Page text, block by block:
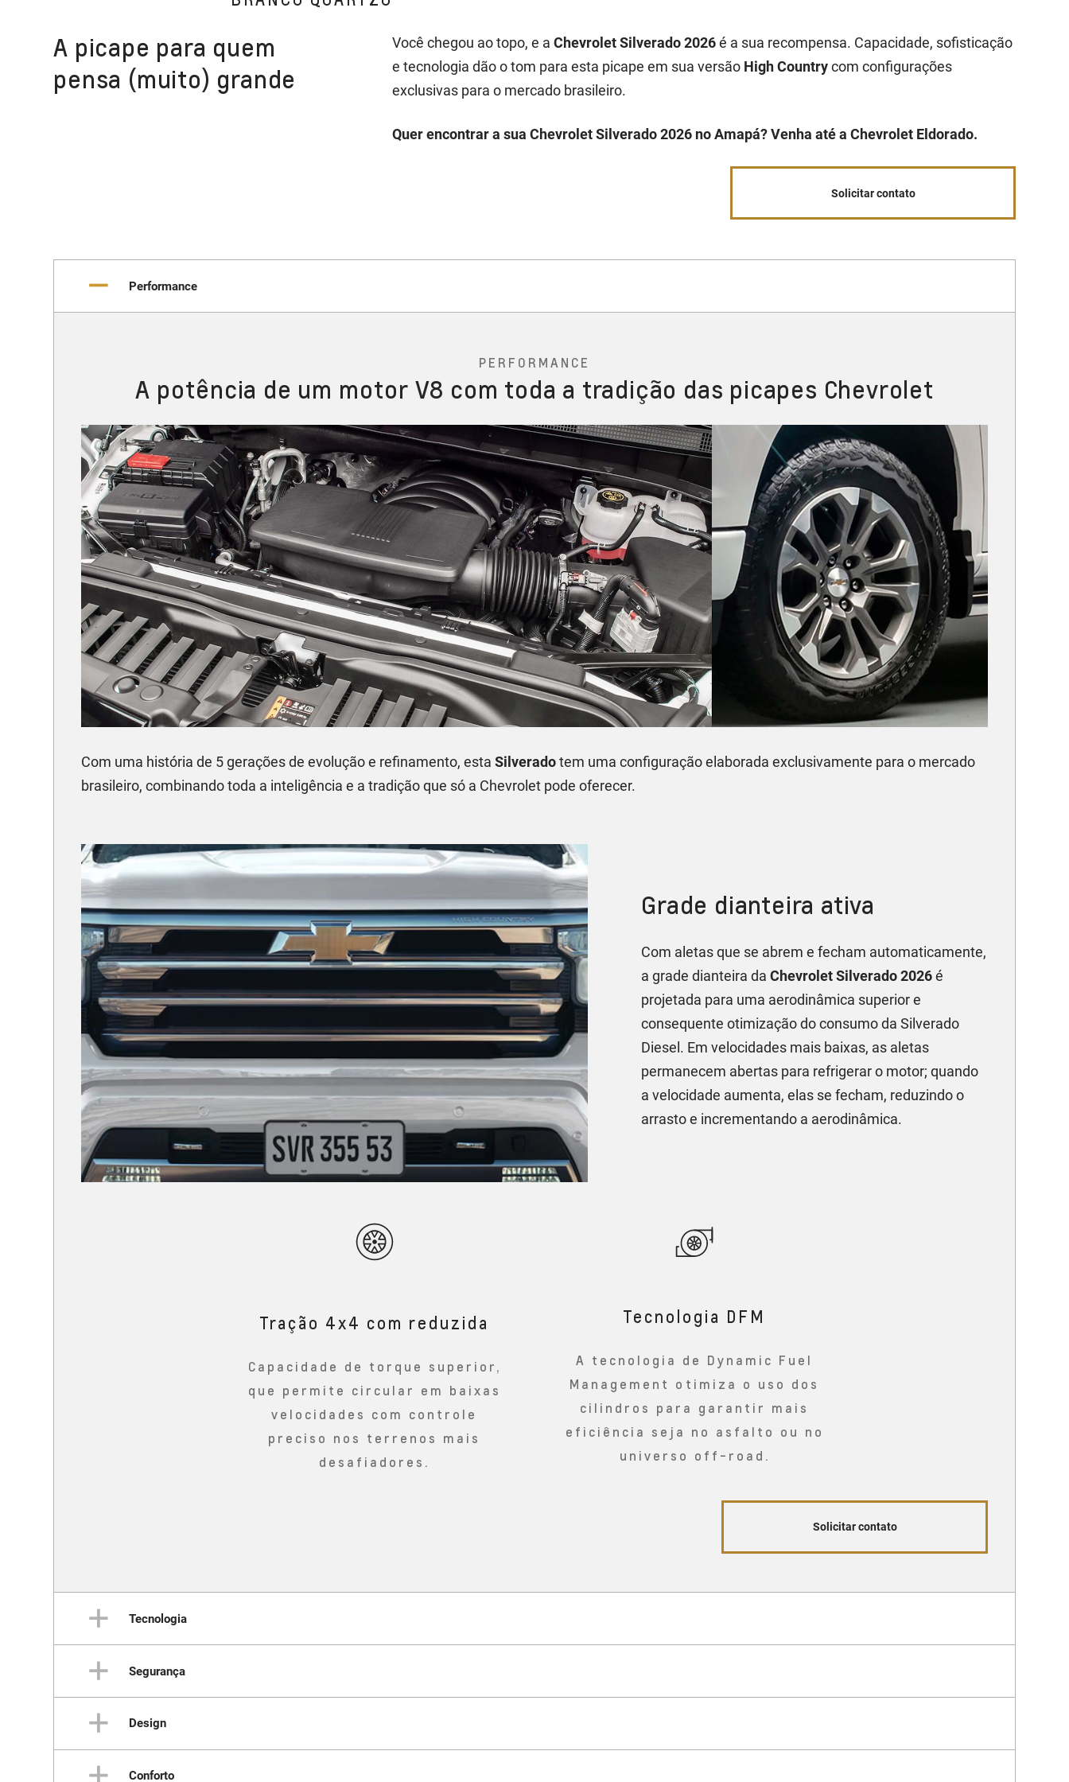
A picape para quem
pensa (muito) grande
Você chegou ao topo, e a Chevrolet Silverado 2026é a sua recompensa. Capacidade, sofisticação
e tecnologia dão o tom para esta picape em sua versão High Countrycom configurações
exclusivas para o mercado brasileiro.
Quer encontrar a sua Chevrolet Silverado 2026 no Amapá? Venha até a Chevrolet Eldorado.
Solicitar contato
Performance
PERFORMANCE
A potência de um motor V8 com toda a tradição das picapes Chevrolet
Com uma história de 5 gerações de evolução e refinamento, esta Silveradotem uma configuração elaborada exclusivamente para o mercado
brasileiro, combinando toda a inteligência e a tradição que só a Chevrolet pode oferecer.
Grade dianteira ativa
Com aletas que se abrem e fecham automaticamente,
a grade dianteira daChevrolet Silverado 2026é
projetada para uma aerodinâmica superior e
consequente otimização do consumo da Silverado
Diesel. Em velocidades mais baixas, as aletas
permanecem abertas para refrigerar o motor; quando
a velocidade aumenta, elas se fecham, reduzindo o
arrasto e incrementando a aerodinâmica.
Tração 4x4 com reduzida
Capacidade de torque superior,
que permite circular em baixas
velocidades com controle
preciso nos terrenos mais
desafiadores.
Tecnologia DFM
A tecnologia de Dynamic Fuel
Management otimiza o uso dos
cilindros para garantir mais
eficiência seja no asfalto ou no
universo off-road.
Solicitar contato
Tecnologia
TECNOLOGIA
Segurança
SEGURANÇA
Proteção em todas as direções para viver suas maiores aventuras
Design
Conforto